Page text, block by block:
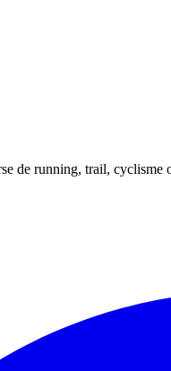
de running, trail, cyclisme